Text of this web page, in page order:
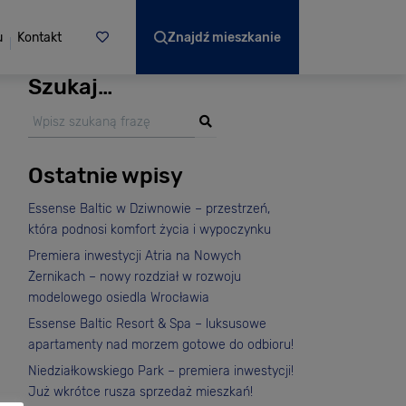
Kontakt Znajdź mieszkanie
Szukaj…
Ostatnie wpisy
Essense Baltic w Dziwnowie – przestrzeń,
która podnosi komfort życia i wypoczynku
Premiera inwestycji Atria na Nowych
Żernikach – nowy rozdział w rozwoju
modelowego osiedla Wrocławia
Essense Baltic Resort & Spa – luksusowe
apartamenty nad morzem gotowe do odbioru!
Niedziałkowskiego Park – premiera inwestycji!
Już wkrótce rusza sprzedaż mieszkań!